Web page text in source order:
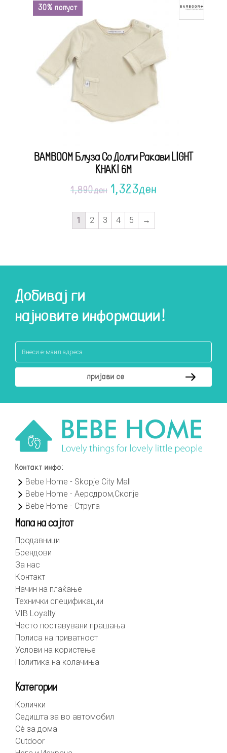
30% попуст
BAMBOOM Блуза Со Долги Ракави LIGHT
KHAKI 6M
1,890ден 1,323ден
1 2 3 4 5 →
Добивај ги
најновите информации!
Контакт инфо:
Bebe Home - Skopje City Mall
Bebe Home - Аеродром,Скопје
Bebe Home - Струга
Мапа на сајтот
Продавници
Брендови
За нас
Контакт
Начин на плаќање
Технички спецификации
VIB Loyalty
Често поставувани прашања
Полиса на приватност
Услови на користење
Политика на колачиња
Категории
Колички
Седишта за во автомобил
Сè за дома
Outdoor